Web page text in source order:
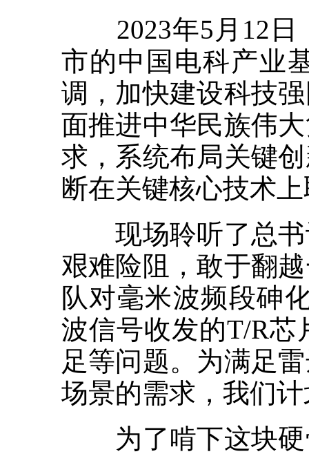
2023年5月12日
市的中国电科产业
调，加快建设科技
面推进中华民族伟
求，系统布局关键
断在关键核心技术
现场聆听了总书
艰难险阻，敢于翻
队对毫米波频段砷
波信号收发的T/R
足等问题。为满足
场景的需求，我们
为了啃下这块硬